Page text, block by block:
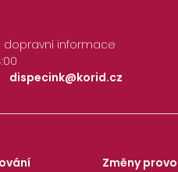
dopravní informace
dispecink@korid.cz
Změny